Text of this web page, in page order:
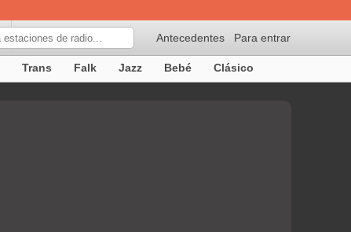
Para entrar
Antecedentes
Trans Falk Jazz Bebé Clásico